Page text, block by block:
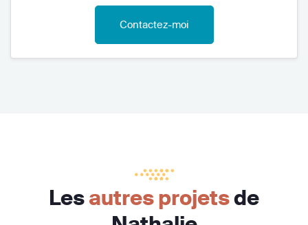
Contactez-moi
Lesautres projetsde